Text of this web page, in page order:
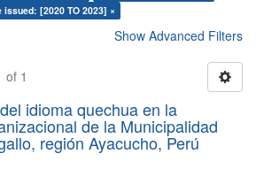
issued: [2020 TO 2023] ×
Show Advanced Filters
of 1
idioma quechua en la
de la Municipalidad
región Ayacucho, Perú